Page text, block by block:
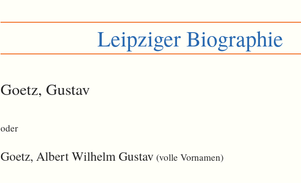
Leipziger Biographie
Goetz, Gustav
oder
Goetz, Albert Wilhelm Gustav (volle Vornamen)